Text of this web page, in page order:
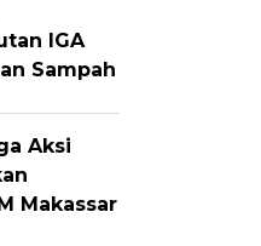
IGA
Sampah
Aksi
Makassar